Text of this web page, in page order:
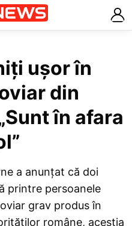
ușor în
din
în afara
a anunțat că doi
printre persoanele
grav produs în
române, aceștia